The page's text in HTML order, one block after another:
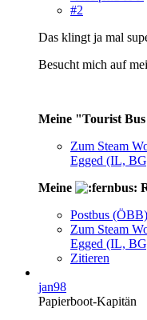
#2
Das klingt ja mal
Besucht mich auf
Meine "Tourist
Zum Steam
Egged (IL,
Meine
Postbus (ÖBB)
Zum Steam
Egged (IL,
Zitieren
jan98
Papierboot-Kapitän